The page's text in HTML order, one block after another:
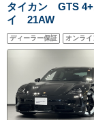
タイカン GTS
イ 21AW
ディーラー保証 オンラ